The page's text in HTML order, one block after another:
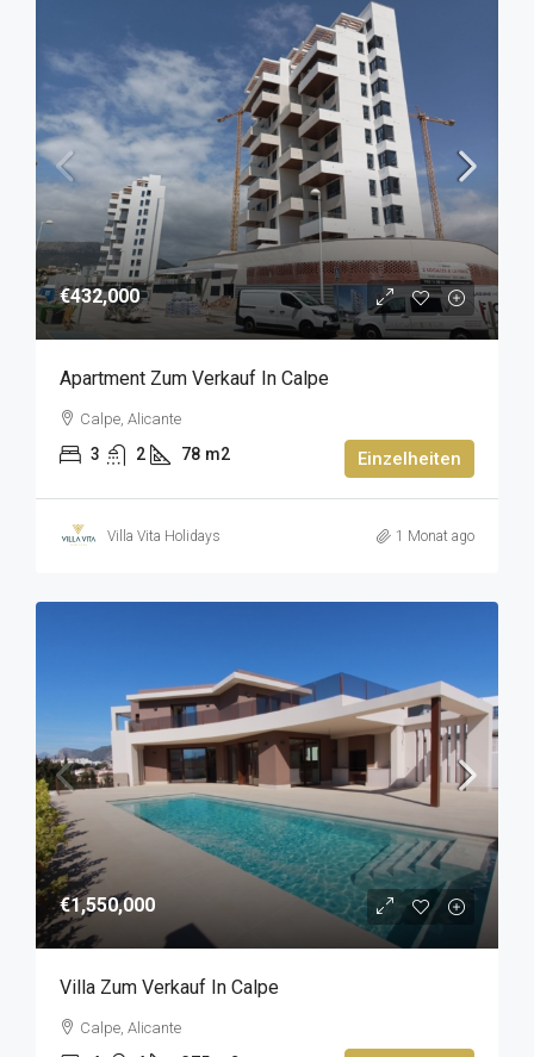
€432,000
Apartment Zum Verkauf In Calpe
Calpe, Alicante
3 2 78 m2 Einzelheiten
Villa Vita Holidays 1 Monat ago
€1,550,000
Villa Zum Verkauf In Calpe
Calpe, Alicante